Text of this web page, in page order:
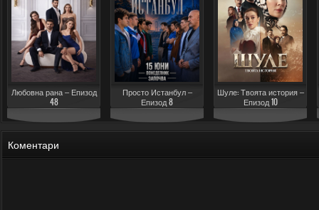
Любовна рана – Епизод
48
Просто Истанбул –
Епизод 8
Шуле: Твоята история –
Епизод 10
Коментари